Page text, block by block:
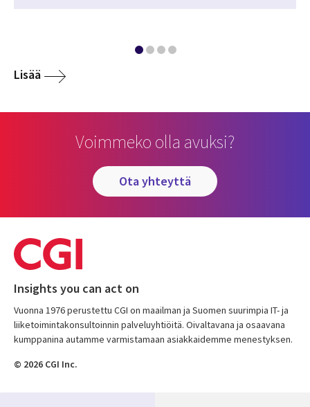
Lisää
Voimmeko olla avuksi?
ota yhteyttä
Insights you can act on
Vuonna 1976 perustettu CGI on maailman ja Suomen suurimpia IT- ja
liiketoimintakonsultoinnin palveluyhtiöitä. Oivaltavana ja osaavana
kumppanina autamme varmistamaan asiakkaidemme menestyksen.
© 2026 CGI Inc.